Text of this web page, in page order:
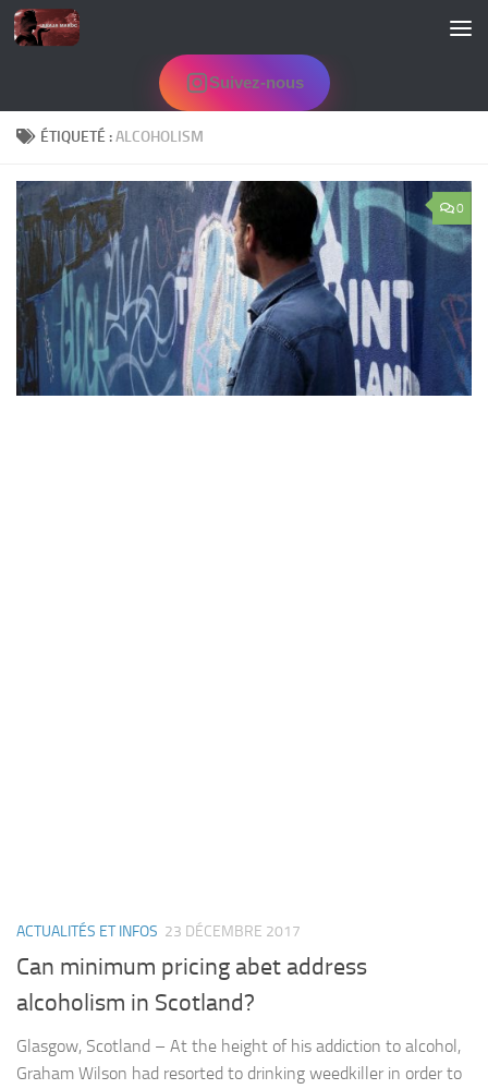
Skip to content
Suivez-nous
ÉTIQUETÉ :ALCOHOLISM
0
ACTUALITÉS ET INFOS 23 DÉCEMBRE 2017
Can minimum pricing abet address
alcoholism in Scotland?
Glasgow, Scotland – At the height of his addiction to alcohol,
Graham Wilson had resorted to drinking weedkiller in order to